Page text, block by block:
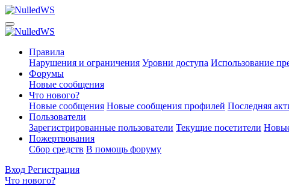
Правила
Нарушения и ограничения Уровни доступа Использование
Форумы
Новые сообщения
Что нового?
Новые сообщения Новые сообщения профилей Последняя
Пользователи
Зарегистрированные пользователи Текущие посетители
Пожертвования
Сбор средств В помощь форуму
Вход Регистрация
Что нового?